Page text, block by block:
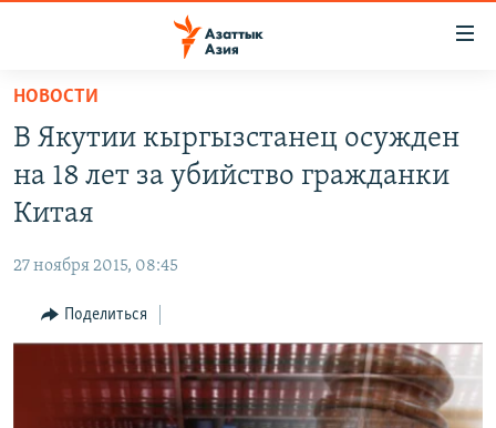
Вернуться
основному
содержанию
Вернутся
главной
навигации
Вернутся
КАЗАХСТАН
ТАДЖИКИСТАН
НОВОСТИ
ВОЙНА В УКРАИНЕ
ҚАЗАҚША
КЫРГЫЗЧА
ТОҶИКӢ
Все сайты РСЕ/РС
НОВОСТИ
В Якутии кыргызстанец осужден
на 18 лет за убийство гражданки
Китая
27 ноября 2015, 08:45
Поделиться